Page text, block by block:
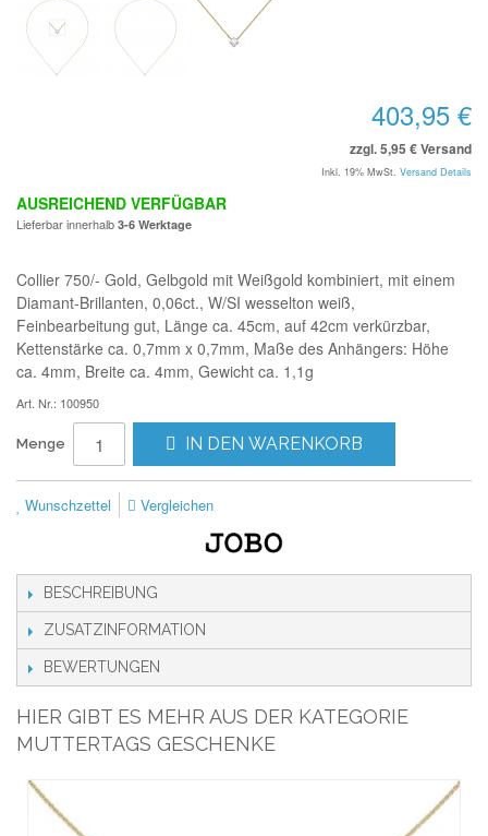
403,95 €
zzgl. 5,95 € Versand
Inkl. 19% MwSt. Versand Details
AUSREICHEND VERFÜGBAR
Lieferbar innerhalb 3-6 Werktage
Collier 750/- Gold, Gelbgold mit Weißgold kombiniert, mit einem
Diamant-Brillanten, 0,06ct., W/SI wesselton weiß,
Feinbearbeitung gut, Länge ca. 45cm, auf 42cm verkürzbar,
Kettenstärke ca. 0,7mm x 0,7mm, Maße des Anhängers: Höhe
ca. 4mm, Breite ca. 4mm, Gewicht ca. 1,1g
Art. Nr.: 100950
Menge IN DEN WARENKORB
Wunschzettel Vergleichen
BESCHREIBUNG
ZUSATZINFORMATION
BEWERTUNGEN
HIER GIBT ES MEHR AUS DER KATEGORIE
MUTTERTAGS GESCHENKE